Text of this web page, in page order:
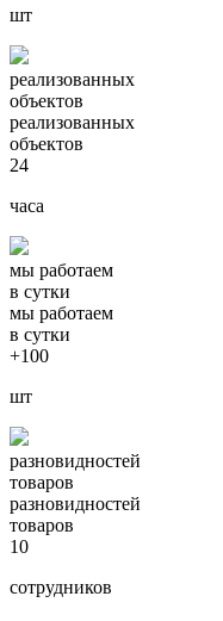
шт
реализованных
объектов
реализованных
объектов
24
часа
мы работаем
в сутки
мы работаем
в сутки
+100
шт
разновидностей
товаров
разновидностей
товаров
10
сотрудников